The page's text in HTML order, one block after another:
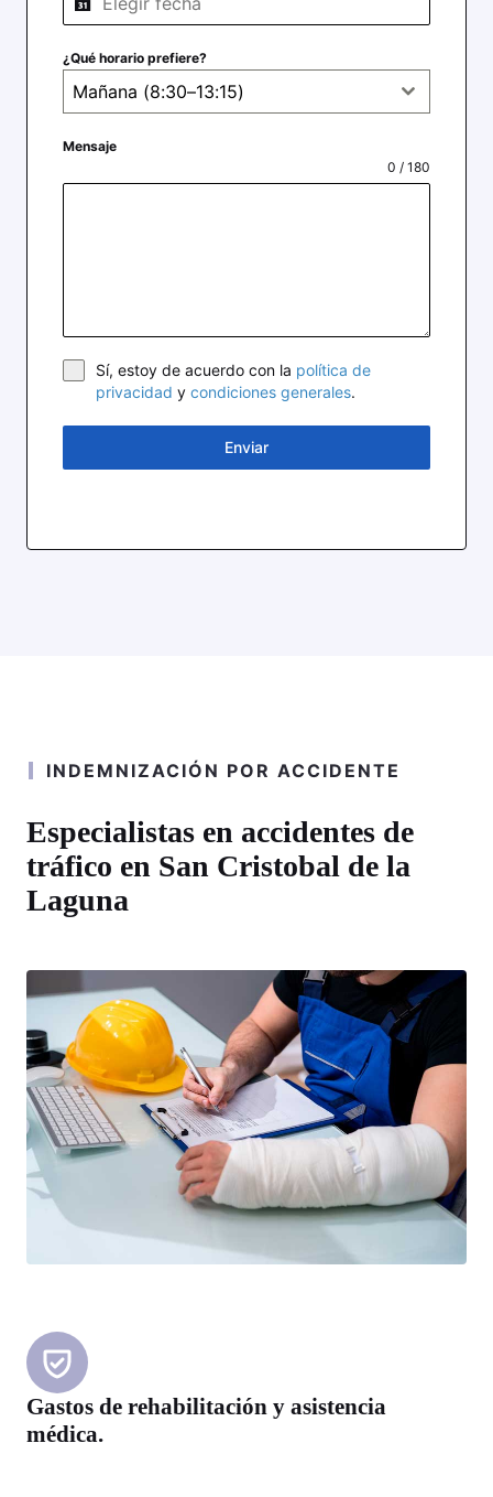
¿Qué horario prefiere?
Mañana (8:30–13:15)
Mensaje
0 / 180
Sí, estoy de acuerdo con la política de
privacidad y condiciones generales.
Enviar
INDEMNIZACIÓN POR ACCIDENTE
Especialistas en accidentes de
tráfico en San Cristobal de la
Laguna
Gastos de rehabilitación y asistencia
médica.